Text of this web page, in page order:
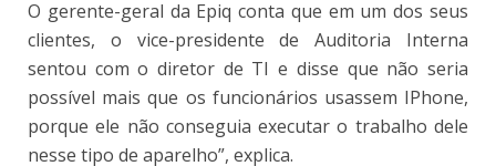
O gerente-geral da Epiq conta que em um dos seus
clientes, o vice-presidente de Auditoria Interna
sentou com o diretor de TI e disse que não seria
possível mais que os funcionários usassem IPhone,
porque ele não conseguia executar o trabalho dele
nesse tipo de aparelho”, explica.